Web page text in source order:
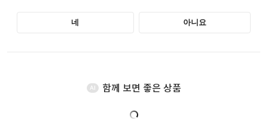
AI 함께 보면 좋은 상품